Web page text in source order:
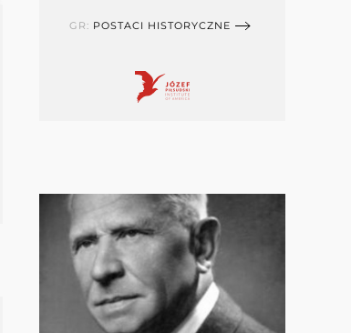
GR: POSTACI HISTORYCZNE